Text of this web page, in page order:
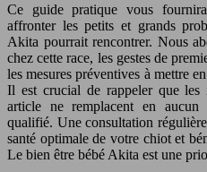
Ce guide pratique vous
affronter les petits et grands
Akita pourrait rencontrer. Nous
chez cette race, les gestes de
les mesures préventives à mettre
Il est crucial de rappeler que les
article ne remplacent en aucun
qualifié. Une consultation
santé optimale de votre chiot et
Le bien être bébé Akita est une